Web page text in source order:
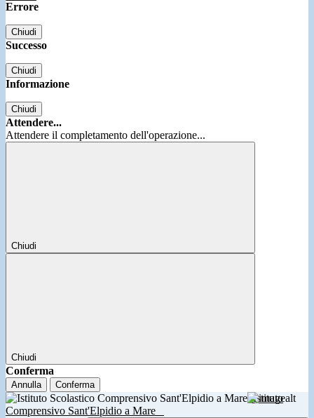
Errore
Chiudi
Successo
Chiudi
Informazione
Chiudi
Attendere...
Attendere il completamento dell'operazione...
Chiudi
Chiudi
Conferma
Annulla Conferma
Istituto
Comprensivo Sant'Elpidio a Mare